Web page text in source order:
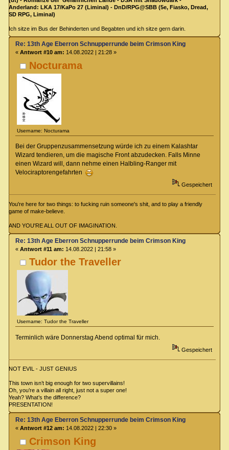
Anderland: LKA 17/KaPo 27 (Liminal) - DnD/RPG@SBB (5e, Fiasko, Dread,
SD RPG, Liminal)
Ich sitze im Bus der Behinderten und Begabten und ich sitze gern darin.
Nocturama
Username: Nocturama
Re: 13th Age Eberron Schnupperrunde beim Crimson King
« Antwort #10 am: 14.08.2022 | 21:28 »
Bei der Gruppenzusammensetzung würde ich zu einem Kalashtar
Wizard tendieren, um die magische Front abzudecken. Falls Minne
einen Wizard will, dann nehme einen Halbling-Ranger mit
Velociraptorengefahrten
Gespeichert
You're here for two things: to fucking ruin someone's shit, and to play a friendly
game of make-believe.
AND YOU'RE ALL OUT OF IMAGINATION.
Tudor the Traveller
Username: Tudor the Traveller
Re: 13th Age Eberron Schnupperrunde beim Crimson King
« Antwort #11 am: 14.08.2022 | 21:58 »
Terminlich wäre Donnerstag Abend optimal für mich.
Gespeichert
NOT EVIL - JUST GENIUS
This town isn’t big enough for two supervillains!
Oh, you’re a villain all right, just not a super one!
Yeah? What’s the difference?
PRESENTATION!
Crimson King
Re: 13th Age Eberron Schnupperrunde beim Crimson King
« Antwort #12 am: 14.08.2022 | 22:30 »